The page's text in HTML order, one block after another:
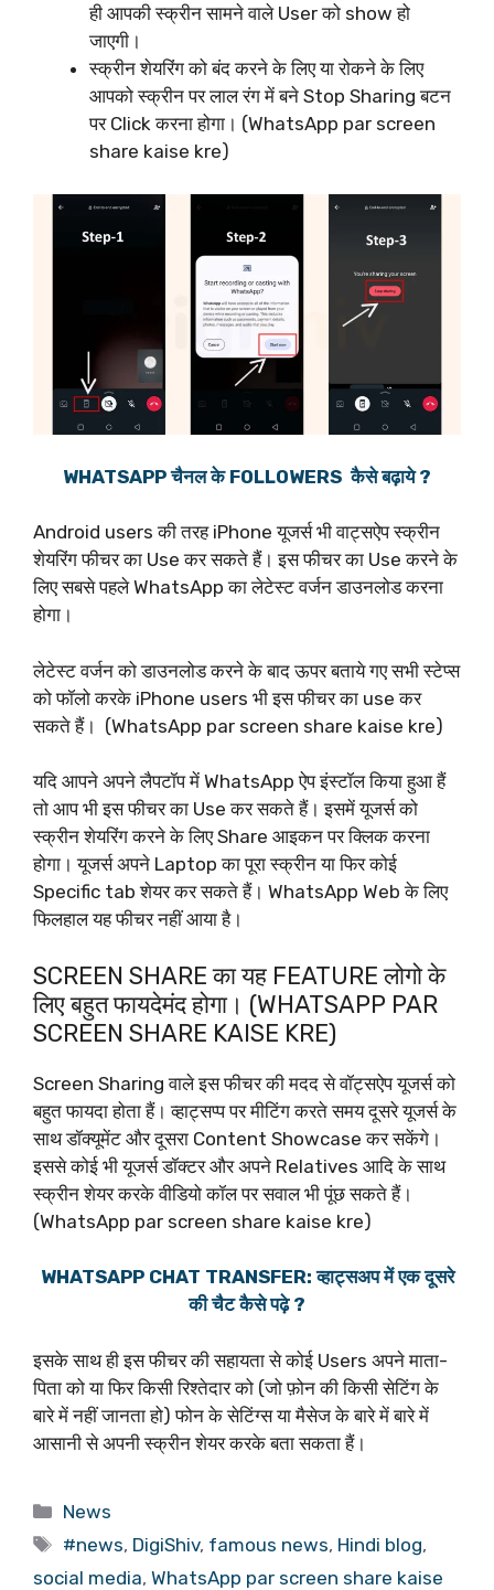
ही आपकी स्क्रीन सामने वाले User को show हो
जाएगी।
स्क्रीन शेयरिंग को बंद करने के लिए या रोकने के लिए
आपको स्क्रीन पर लाल रंग में बने Stop Sharing बटन
पर Click करना होगा। (WhatsApp par screen
share kaise kre)
WHATSAPP चैनल के FOLLOWERS कैसे बढ़ाये ?
Android users की तरह iPhone यूजर्स भी वाट्सऐप स्क्रीन
शेयरिंग फीचर का Use कर सकते हैं। इस फीचर का Use करने के
लिए सबसे पहले WhatsApp का लेटेस्ट वर्जन डाउनलोड करना
होगा।
लेटेस्ट वर्जन को डाउनलोड करने के बाद ऊपर बताये गए सभी स्टेप्स
को फॉलो करके iPhone users भी इस फीचर का use कर
सकते हैं। (WhatsApp par screen share kaise kre)
यदि आपने अपने लैपटॉप में WhatsApp ऐप इंस्टॉल किया हुआ हैं
तो आप भी इस फीचर का Use कर सकते हैं। इसमें यूजर्स को
स्क्रीन शेयरिंग करने के लिए Share आइकन पर क्लिक करना
होगा। यूजर्स अपने Laptop का पूरा स्क्रीन या फिर कोई
Specific tab शेयर कर सकते हैं। WhatsApp Web के लिए
फिलहाल यह फीचर नहीं आया है।
SCREEN SHARE का यह FEATURE लोगो के
लिए बहुत फायदेमंद होगा। (WHATSAPP PAR
SCREEN SHARE KAISE KRE)
Screen Sharing वाले इस फीचर की मदद से वॉट्सऐप यूजर्स को
बहुत फायदा होता हैं। व्हाट्सप्प पर मीटिंग करते समय दूसरे यूजर्स के
साथ डॉक्यूमेंट और दूसरा Content Showcase कर सकेंगे।
इससे कोई भी यूजर्स डॉक्टर और अपने Relatives आदि के साथ
स्क्रीन शेयर करके वीडियो कॉल पर सवाल भी पूंछ सकते हैं।
(WhatsApp par screen share kaise kre)
WHATSAPP CHAT TRANSFER: व्हाट्सअप में एक दूसरे
की चैट कैसे पढ़े ?
इसके साथ ही इस फीचर की सहायता से कोई Users अपने माता-
पिता को या फिर किसी रिश्तेदार को (जो फ़ोन की किसी सेटिंग के
बारे में नहीं जानता हो) फोन के सेटिंग्स या मैसेज के बारे में बारे में
आसानी से अपनी स्क्रीन शेयर करके बता सकता हैं।
Categories
News
Tags
#news, DigiShiv, famous news, Hindi blog,
social media, WhatsApp par screen share kaise